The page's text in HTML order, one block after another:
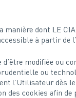
dont LE
à partir de
modifiée ou
ou
l’Utilisateur
cookies afin de